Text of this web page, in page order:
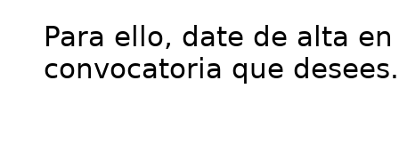
Para ello, date de alta
convocatoria que desees.